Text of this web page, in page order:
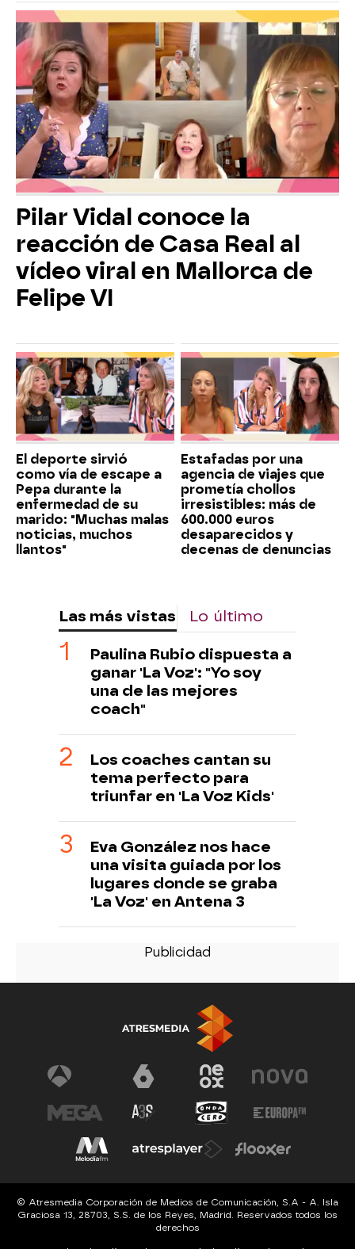
Pilar Vidal conoce la
reacción de Casa Real al
vídeo viral en Mallorca de
Felipe VI
El deporte sirvió
como vía de escape a
Pepa durante la
enfermedad de su
marido: "Muchas malas
noticias, muchos
llantos"
Estafadas por una
agencia de viajes que
prometía chollos
irresistibles: más de
600.000 euros
desaparecidos y
decenas de denuncias
Las más vistas Lo último
Paulina Rubio dispuesta a
ganar 'La Voz': "Yo soy
una de las mejores
coach"
Los coaches cantan su
tema perfecto para
triunfar en 'La Voz Kids'
Eva González nos hace
una visita guiada por los
lugares donde se graba
'La Voz' en Antena 3
© Atresmedia Corporación de Medios de Comunicación, S.A - A. Isla
Graciosa 13, 28703, S.S. de los Reyes, Madrid. Reservados todos los
derechos